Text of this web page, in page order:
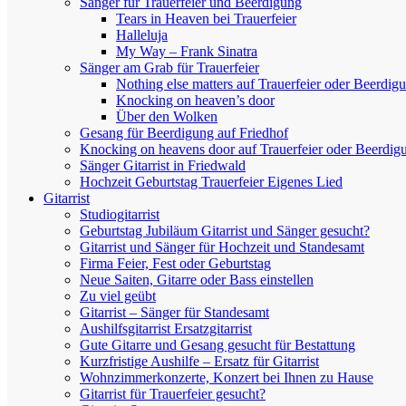
Tears in Heaven bei Trauerfeier
Halleluja
My Way – Frank Sinatra
Sänger am Grab für Trauerfeier
Nothing else matters auf Trauerfeier oder
Knocking on heaven’s door
Über den Wolken
Gesang für Beerdigung auf Friedhof
Knocking on heavens door auf Trauerfeier oder
Sänger Gitarrist in Friedwald
Hochzeit Geburtstag Trauerfeier Eigenes Lied
Gitarrist
Studiogitarrist
Geburtstag Jubiläum Gitarrist und Sänger gesucht?
Gitarrist und Sänger für Hochzeit und Standesamt
Firma Feier, Fest oder Geburtstag
Neue Saiten, Gitarre oder Bass einstellen
Zu viel geübt
Gitarrist – Sänger für Standesamt
Aushilfsgitarrist Ersatzgitarrist
Gute Gitarre und Gesang gesucht für Bestattung
Kurzfristige Aushilfe – Ersatz für Gitarrist
Wohnzimmerkonzerte, Konzert bei Ihnen zu Hause
Gitarrist für Trauerfeier gesucht?